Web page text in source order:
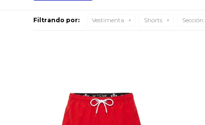
Filtrando por: Vestimenta Shorts Sección: